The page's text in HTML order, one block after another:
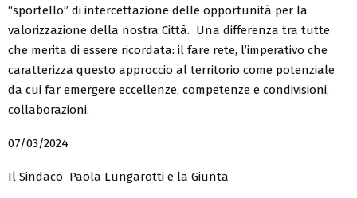
“sportello” di intercettazione delle opportunità per la
valorizzazione della nostra Città. Una differenza tra tutte
che merita di essere ricordata: il fare rete, l’imperativo che
caratterizza questo approccio al territorio come potenziale
da cui far emergere eccellenze, competenze e condivisioni,
collaborazioni.
07/03/2024
Il Sindaco Paola Lungarotti e la Giunta